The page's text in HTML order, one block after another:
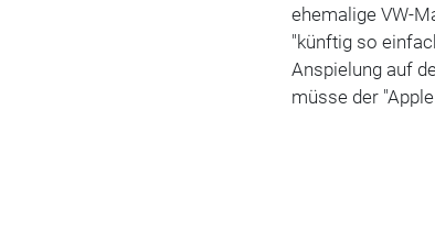
ehemalige VW-
"künftig so
Anspielung auf
müsse der